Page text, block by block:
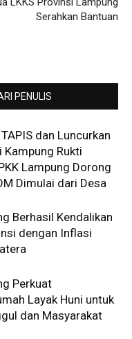
Serahkan Bantuan
PENULIS
dan Luncurkan
Kampung Rukti
Lampung Dorong
Dimulai dari Desa
Berhasil Kendalikan
dengan Inflasi
Perkuat
Layak Huni untuk
dan Masyarakat